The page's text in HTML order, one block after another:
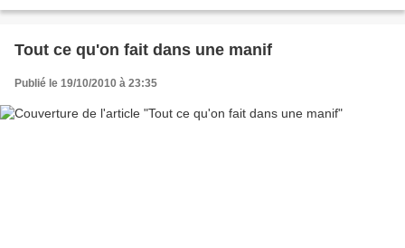
Tout ce qu'on fait dans une manif
Publié le 19/10/2010 à 23:35